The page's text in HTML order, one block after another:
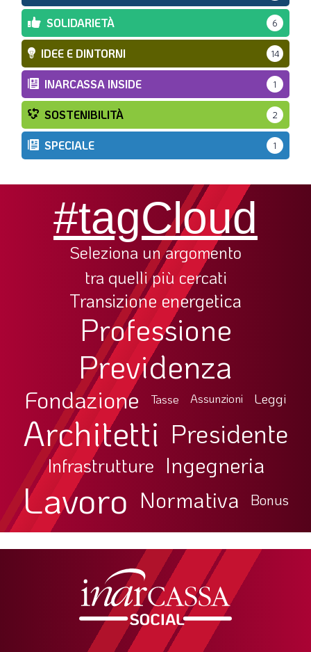
SOLIDARIETÀ 6
IDEE E DINTORNI 14
INARCASSA INSIDE 1
SOSTENIBILITÀ 2
SPECIALE 1
#tagCloud
Seleziona un argomento
tra quelli più cercati
Transizione energetica
Professione
Previdenza
Fondazione Tasse Assunzioni Leggi
Architetti Presidente
Infrastrutture Ingegneria
Lavoro Normativa Bonus